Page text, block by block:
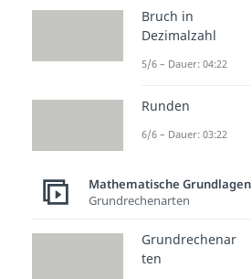
Bruch in
Dezimalzahl
5/6 – Dauer: 04:22
Runden
6/6 – Dauer: 03:22
Mathematische Grundlagen
Grundrechenarten
Grundrechenar
ten